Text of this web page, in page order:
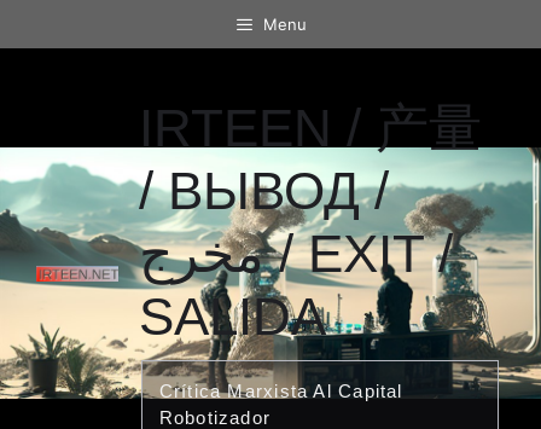
al
Menu
IRTEEN / 产量
/ ВЫВОД /
مخرج / EXIT /
SALIDA
Crítica Marxista Al Capital
Robotizador